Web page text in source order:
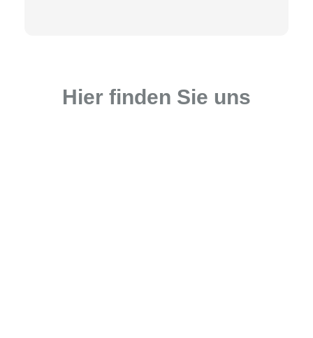
Hier finden Sie uns